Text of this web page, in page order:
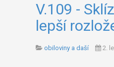
V.109 -
lepší
obiloviny a daší 2.